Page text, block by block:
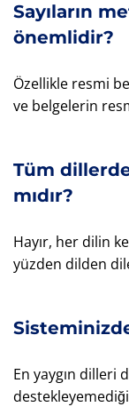
Sayıların
önemlidir?
Özellikle resmi
ve belgelerin
Tüm dillerde
mıdır?
Hayır, her dilin
yüzden dilden
En yaygın dilleri